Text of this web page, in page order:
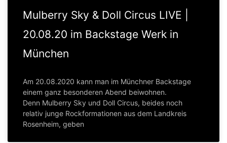
Mulberry Sky & Doll Circus LIVE |
20.08.20 im Backstage Werk in
München
Am 20.08.2020 kann man im Münchner Backstage
einem ganz besonderen Abend beiwohnen.
Denn Mulberry Sky und Doll Circus, beides noch
relativ junge Rockformationen aus dem Landkreis
Rosenheim, geben